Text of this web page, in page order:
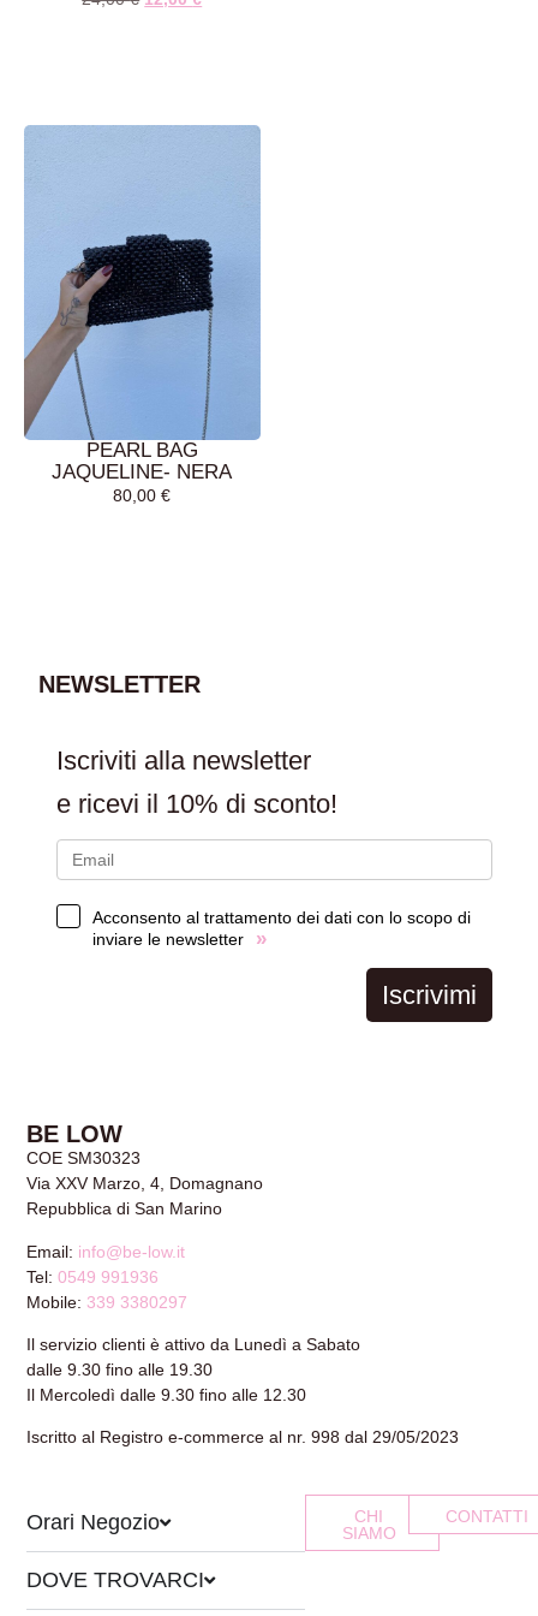
PEARL BAG
JAQUELINE- NERA
80,00€
NEWSLETTER
Iscriviti alla newsletter
e ricevi il 10% di sconto!
Acconsento al trattamento dei dati con lo scopo di
inviare le newsletter
»
Iscrivimi
BE LOW
COE SM30323
Via XXV Marzo, 4, Domagnano
Repubblica di San Marino
Email: info@be-low.it
Tel:0549 991936
Mobile: 339 3380297
Il servizio clienti è attivo da Lunedì a Sabato
dalle 9.30 fino alle 19.30
Il Mercoledì dalle 9.30 fino alle 12.30
Iscritto al Registro e-commerce al nr. 998 dal 29/05/2023
Orari Negozio
DOVE TROVARCI
CHI
SIAMO
CONTATTI